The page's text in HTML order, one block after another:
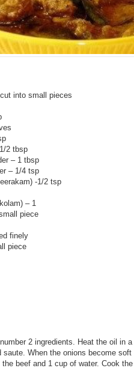
into small pieces
2 tbsp
– 1 tbsp
– 1/4 tsp
-1/2 tsp
– 1
piece
finely
piece
2 ingredients. Heat the oil in
saute. When the onions become
the beef and 1 cup of water. Cook